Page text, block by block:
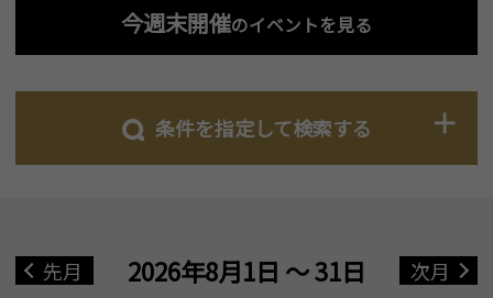
今週末開催のイベントを見る
条件を指定して検索する
先月 2026年8月1日 ～ 31日 次月